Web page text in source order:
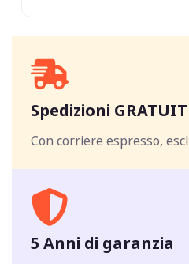
Spedizioni
Con corriere espresso,
5 Anni di garanzia